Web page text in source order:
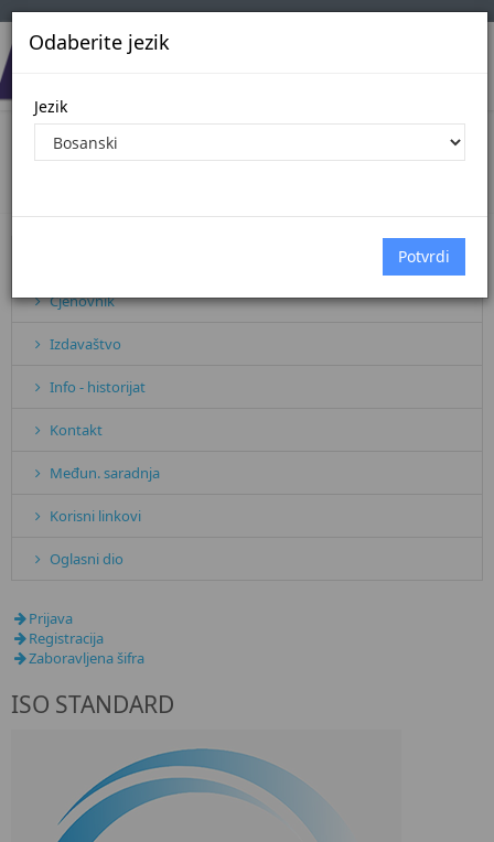
Odaberite jezik
Jezik
ISO STANDARD
Cjenovnik
Izdavaštvo
Info - historijat
Kontakt
Međun. saradnja
Korisni linkovi
Oglasni dio
Prijava
Registracija
Zaboravljena šifra
ISO STANDARD